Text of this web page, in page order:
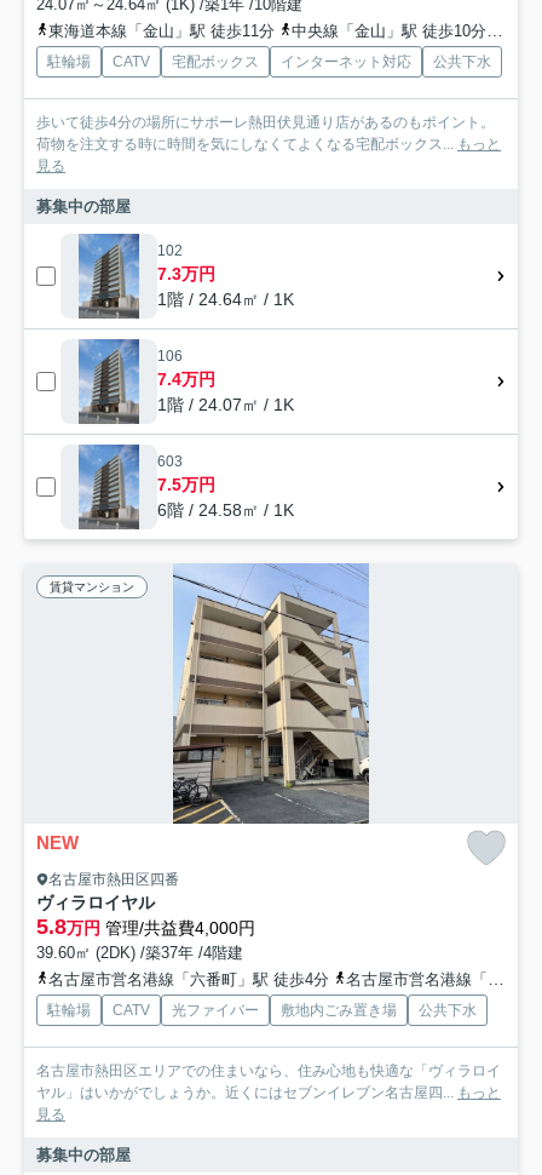
24.07㎡～24.64㎡ (1K) /築1年 /10階建
東海道本線「金山」駅 徒歩11分
中央線「金山」駅 徒歩10分
駐輪場 CATV 宅配ボックス インターネット対応 公共下水
歩いて徒歩4分の場所にサポーレ熱田伏見通り店があるのもポイント。
荷物を注文する時に時間を気にしなくてよくなる宅配ボックス... もっと
見る
募集中の部屋
102
7.3万円
1階 / 24.64㎡ / 1K
106
7.4万円
1階 / 24.07㎡ / 1K
603
7.5万円
6階 / 24.58㎡ / 1K
賃貸マンション
NEW
名古屋市熱田区四番
ヴィラロイヤル
5.8万円 管理/共益費4,000円
39.60㎡ (2DK) /築37年 /4階建
名古屋市営名港線「六番町」駅 徒歩4分
名古屋市営名港線「日比野」駅 徒歩13分
駐輪場 CATV 光ファイバー 敷地内ごみ置き場 公共下水
名古屋市熱田区エリアでの住まいなら、住み心地も快適な「ヴィラロイ
ヤル」はいかがでしょうか。近くにはセブンイレブン名古屋四... もっと
見る
募集中の部屋